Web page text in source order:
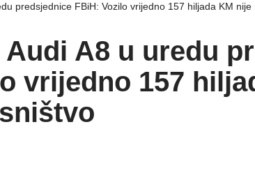
predsjednice FBiH: Vozilo vrijedno 157 hiljada KM
A8 u uredu
vrijedno 157